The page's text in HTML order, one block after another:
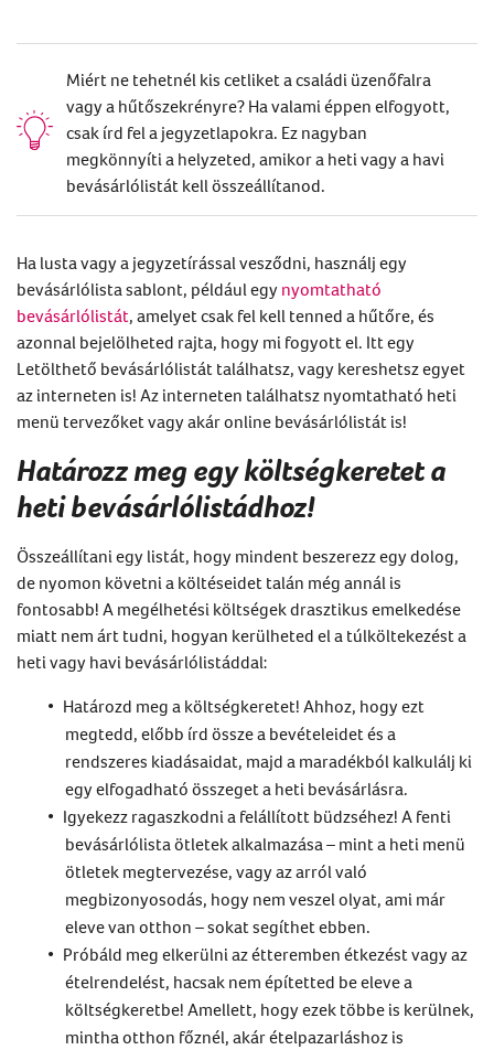
Miért ne tehetnél kis cetliket a családi üzenőfalra
vagy a hűtőszekrényre? Ha valami éppen elfogyott,
csak írd fel a jegyzetlapokra. Ez nagyban
megkönnyíti a helyzeted, amikor a heti vagy a havi
bevásárlólistát kell összeállítanod.
Ha lusta vagy a jegyzetírással vesződni, használj egy
bevásárlólista sablont, például egy nyomtatható
bevásárlólistát, amelyet csak fel kell tenned a hűtőre, és
azonnal bejelölheted rajta, hogy mi fogyott el. Itt egy
Letölthető bevásárlólistát találhatsz, vagy kereshetsz egyet
az interneten is! Az interneten találhatsz nyomtatható heti
menü tervezőketvagy akáronline bevásárlólistát is!
Határozz meg egy költségkeretet a
heti bevásárlólistádhoz!
Összeállítani egy listát, hogy mindent beszerezz egy dolog,
de nyomon követni a költéseidet talán még annál is
fontosabb! A megélhetési költségek drasztikus emelkedése
miatt nem árt tudni, hogyan kerülheted el a túlköltekezést a
heti vagy havi bevásárlólistáddal:
Határozd meg a költségkeretet! Ahhoz, hogy ezt
megtedd, előbb írd össze a bevételeidet és a
rendszeres kiadásaidat, majd a maradékból kalkulálj ki
egy elfogadható összeget a heti bevásárlásra.
Igyekezz ragaszkodni a felállított büdzséhez! A fenti
bevásárlólista ötletek alkalmazása – mint a heti menü
ötletek megtervezése, vagy az arról való
megbizonyosodás, hogy nem veszel olyat, ami már
eleve van otthon – sokat segíthet ebben.
Próbáld meg elkerülni az étteremben étkezést vagy az
ételrendelést, hacsak nem építetted be eleve a
költségkeretbe! Amellett, hogy ezek többe is kerülnek,
mintha otthon főznél, akár ételpazarláshoz is